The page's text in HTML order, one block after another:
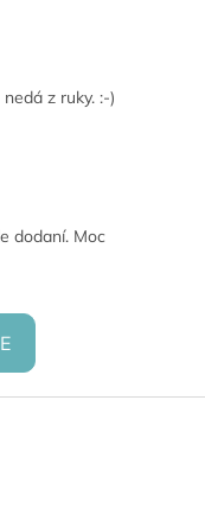
z ruky. :-)
dodaní. Moc